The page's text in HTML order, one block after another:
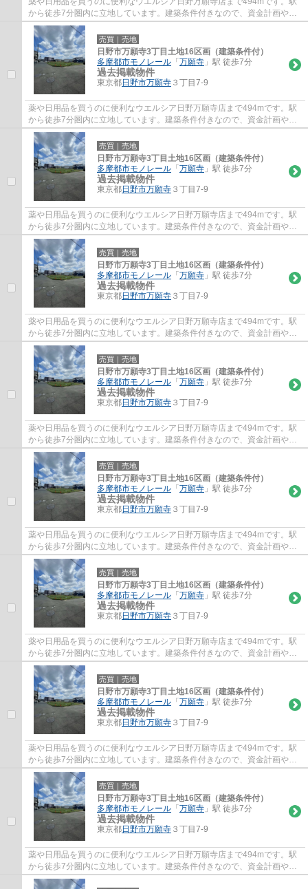
から徒歩7分圏内に立地しています。建築条件付きなので、資金計画やス
ケジュールが立てやすく、相場より安いという...
売買｜売地
日野市万願寺3丁目土地16区画（建築条件付）
多摩都市モノレール 「 万願寺 」駅 徒歩7分
過去掲載物件
東京都日野市万願寺 ３丁目7-9
薬や日用品を買うのに便利なウエルシア日野万願寺店まで494mです。駅
から徒歩7分圏内に立地しています。建築条件付きなので、資金計画やス
ケジュールが立てやすく、相場より安いという...
売買｜売地
日野市万願寺3丁目土地16区画（建築条件付）
多摩都市モノレール 「 万願寺 」駅 徒歩7分
過去掲載物件
東京都日野市万願寺 ３丁目7-9
薬や日用品を買うのに便利なウエルシア日野万願寺店まで494mです。駅
から徒歩7分圏内に立地しています。建築条件付きなので、資金計画やス
ケジュールが立てやすく、相場より安いという...
売買｜売地
日野市万願寺3丁目土地16区画（建築条件付）
多摩都市モノレール 「 万願寺 」駅 徒歩7分
過去掲載物件
東京都日野市万願寺 ３丁目7-9
薬や日用品を買うのに便利なウエルシア日野万願寺店まで494mです。駅
から徒歩7分圏内に立地しています。建築条件付きなので、資金計画やス
ケジュールが立てやすく、相場より安いという...
売買｜売地
日野市万願寺3丁目土地16区画（建築条件付）
多摩都市モノレール 「 万願寺 」駅 徒歩7分
過去掲載物件
東京都日野市万願寺 ３丁目7-9
薬や日用品を買うのに便利なウエルシア日野万願寺店まで494mです。駅
から徒歩7分圏内に立地しています。建築条件付きなので、資金計画やス
ケジュールが立てやすく、相場より安いという...
売買｜売地
日野市万願寺3丁目土地16区画（建築条件付）
多摩都市モノレール 「 万願寺 」駅 徒歩7分
過去掲載物件
東京都日野市万願寺 ３丁目7-9
薬や日用品を買うのに便利なウエルシア日野万願寺店まで494mです。駅
から徒歩7分圏内に立地しています。建築条件付きなので、資金計画やス
ケジュールが立てやすく、相場より安いという...
売買｜売地
日野市万願寺3丁目土地16区画（建築条件付）
多摩都市モノレール 「 万願寺 」駅 徒歩7分
過去掲載物件
東京都日野市万願寺 ３丁目7-9
薬や日用品を買うのに便利なウエルシア日野万願寺店まで494mです。駅
から徒歩7分圏内に立地しています。建築条件付きなので、資金計画やス
ケジュールが立てやすく、相場より安いという...
売買｜売地
日野市万願寺3丁目土地16区画（建築条件付）
多摩都市モノレール 「 万願寺 」駅 徒歩7分
過去掲載物件
東京都日野市万願寺 ３丁目7-9
薬や日用品を買うのに便利なウエルシア日野万願寺店まで494mです。駅
から徒歩7分圏内に立地しています。建築条件付きなので、資金計画やス
ケジュールが立てやすく、相場より安いという...
売買｜売地
日野市万願寺3丁目土地16区画（建築条件付）
多摩都市モノレール 「 万願寺 」駅 徒歩7分
過去掲載物件
東京都日野市万願寺 ３丁目7-9
薬や日用品を買うのに便利なウエルシア日野万願寺店まで494mです。駅
から徒歩7分圏内に立地しています。建築条件付きなので、資金計画やス
ケジュールが立てやすく、相場より安いという...